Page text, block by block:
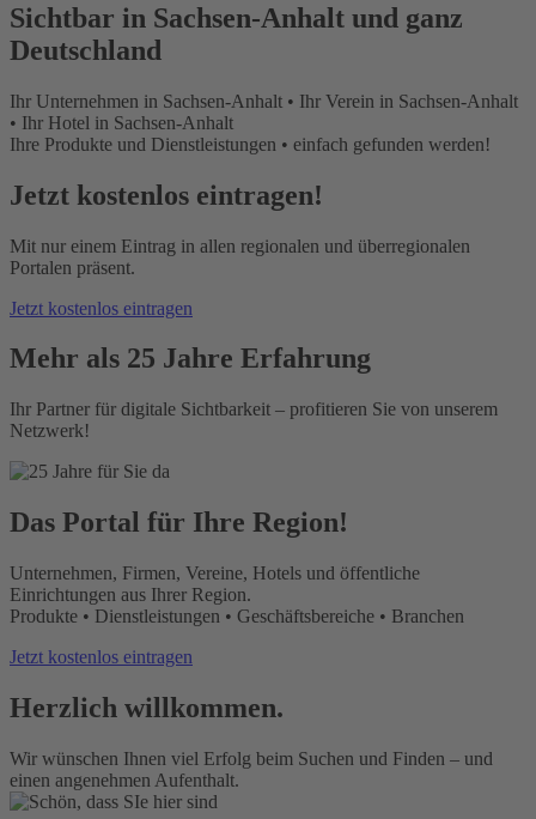
Sichtbar in Sachsen-Anhalt und ganz
Deutschland
Ihr Unternehmen in Sachsen-Anhalt • Ihr Verein in Sachsen-Anhalt
• Ihr Hotel in Sachsen-Anhalt
Ihre Produkte und Dienstleistungen • einfach gefunden werden!
Jetzt kostenlos eintragen!
Mit nur einem Eintrag in allen regionalen und überregionalen
Portalen präsent.
Jetzt kostenlos eintragen
Mehr als 25 Jahre Erfahrung
Ihr Partner für digitale Sichtbarkeit – profitieren Sie von unserem
Netzwerk!
Das Portal für Ihre Region!
Unternehmen, Firmen, Vereine, Hotels und öffentliche
Einrichtungen aus Ihrer Region.
Produkte • Dienstleistungen • Geschäftsbereiche • Branchen
Jetzt kostenlos eintragen
Herzlich willkommen.
Wir wünschen Ihnen viel Erfolg beim Suchen und Finden – und
einen angenehmen Aufenthalt.